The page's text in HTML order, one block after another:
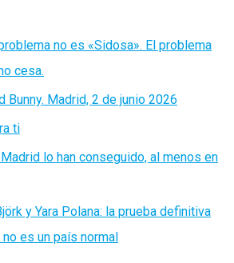
no es «Sidosa». El problema
cesa.
Bunny. Madrid, 2 de junio 2026
ti
Madrid lo han conseguido, al menos en
y Yara Polana: la prueba definitiva
es un país normal